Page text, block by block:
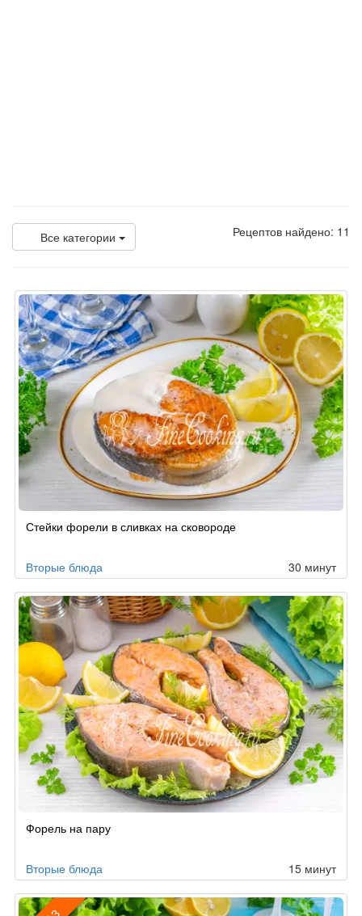
Все категории Рецептов найдено: 11
Стейки форели в сливках на сковороде
Вторые блюда 30 минут
Форель на пару
Вторые блюда 15 минут